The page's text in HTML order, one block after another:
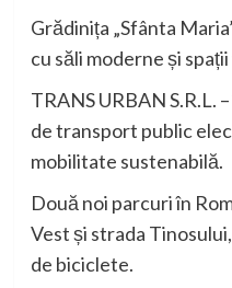
Grădinița „Sfânta
cu săli moderne și
TRANS URBAN S.R.L.
de transport public
mobilitate sustenabilă.
Două noi parcuri în
Vest și strada
de biciclete.